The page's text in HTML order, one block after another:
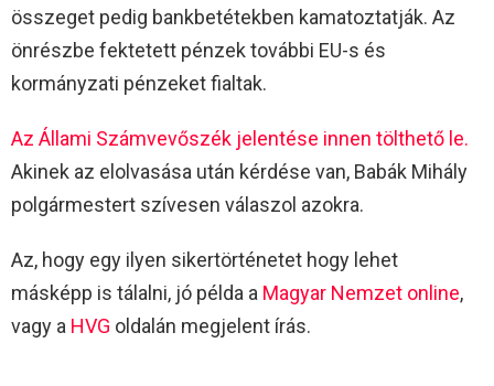
összeget pedig bankbetétekben kamatoztatják. Az
önrészbe fektetett pénzek további EU-s és
kormányzati pénzeket fialtak.
Az Állami Számvevőszék jelentése innen tölthető le.
Akinek az elolvasása után kérdése van, Babák Mihály
polgármestert szívesen válaszol azokra.
Az, hogy egy ilyen sikertörténetet hogy lehet
másképp is tálalni, jó példa a Magyar Nemzet online,
vagy a HVG oldalán megjelent írás.